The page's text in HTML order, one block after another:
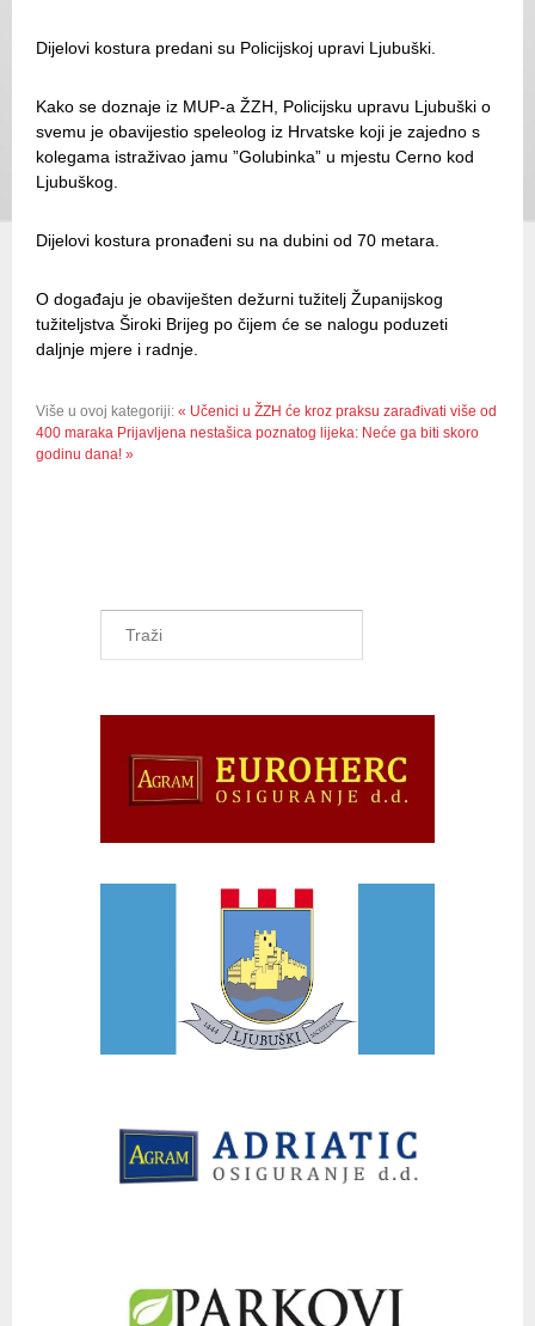
Dijelovi kostura predani su Policijskoj upravi Ljubuški.
Kako se doznaje iz MUP-a ŽZH, Policijsku upravu Ljubuški o
svemu je obavijestio speleolog iz Hrvatske koji je zajedno s
kolegama istraživao jamu ”Golubinka” u mjestu Cerno kod
Ljubuškog.
Dijelovi kostura pronađeni su na dubini od 70 metara.
O događaju je obaviješten dežurni tužitelj Županijskog
tužiteljstva Široki Brijeg po čijem će se nalogu poduzeti
daljnje mjere i radnje.
Više u ovoj kategoriji: « Učenici u ŽZH će kroz praksu zarađivati više od
400 maraka Prijavljena nestašica poznatog lijeka: Neće ga biti skoro
godinu dana! »